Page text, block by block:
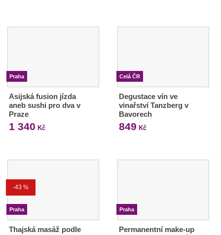
Praha
Asijská fusion jízda
aneb sushi pro dva v
Praze
1 340 Kč
Celá ČR
Degustace vín ve
vinařství Tanzberg v
Bavorech
849 Kč
-43 %
Praha
Thajská masáž podle
Praha
Permanentní make-up